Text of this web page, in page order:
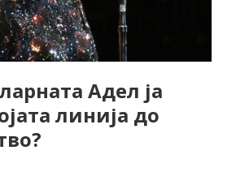
Адел ја
линија до